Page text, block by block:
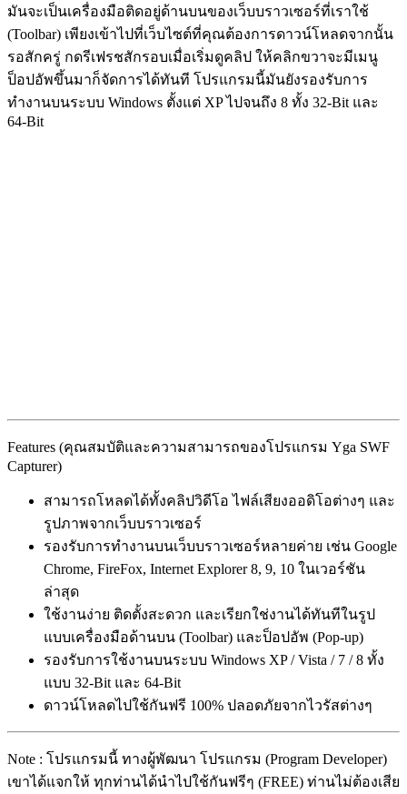
มันจะเป็นเครื่องมือติดอยู่ด้านบนของเว็บบราวเซอร์ที่เราใช้
(Toolbar) เพียงเข้าไปที่เว็บไซต์ที่คุณต้องการดาวน์โหลดจากนั้น
รอสักครู่ กดรีเฟรชสักรอบเมื่อเริ่มดูคลิป ให้คลิกขวาจะมีเมนู
ป็อปอัพขึ้นมาก็จัดการได้ทันที โปรแกรมนี้มันยังรองรับการ
ทำงานบนระบบ Windows ตั้งแต่ XP ไปจนถึง 8 ทั้ง 32-Bit และ
64-Bit
Features (คุณสมบัติและความสามารถของโปรแกรม Yga SWF
Capturer)
สามารถโหลดได้ทั้งคลิปวิดีโอ ไฟล์เสียงออดิโอต่างๆ และ
รูปภาพจากเว็บบราวเซอร์
รองรับการทำงานบนเว็บบราวเซอร์หลายค่าย เช่น Google
Chrome, FireFox, Internet Explorer 8, 9, 10 ในเวอร์ชัน
ล่าสุด
ใช้งานง่าย ติดตั้งสะดวก และเรียกใช่งานได้ทันทีในรูป
แบบเครื่องมือด้านบน (Toolbar) และป็อปอัพ (Pop-up)
รองรับการใช้งานบนระบบ Windows XP / Vista / 7 / 8 ทั้ง
แบบ 32-Bit และ 64-Bit
ดาวน์โหลดไปใช้กันฟรี 100% ปลอดภัยจากไวรัสต่างๆ
Note : โปรแกรมนี้ ทางผู้พัฒนา โปรแกรม (Program Developer)
เขาได้แจกให้ ทุกท่านได้นำไปใช้กันฟรีๆ (FREE) ท่านไม่ต้องเสีย